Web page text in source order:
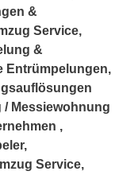
&
Service,
&
Entrümpelungen,
Messiewohnung
,
Service,